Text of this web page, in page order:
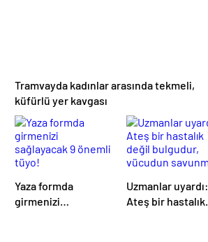
Tramvayda kadınlar arasında tekmeli,
küfürlü yer kavgası
Yaza formda
girmenizi
Uzmanlar uyardı:
Ateş bir hastalık